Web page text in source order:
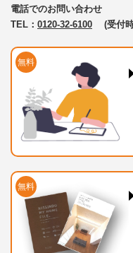
電話でのお問い合わせ
TEL： 0120-32-6100 (受付時
無料
無料